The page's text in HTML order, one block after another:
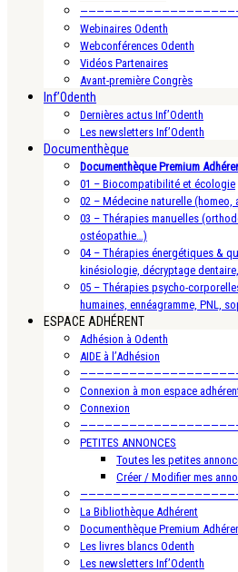
Webinaires Odenth
Webconférences Odenth
Vidéos Partenaires
Avant-première Congrès
Inf’Odenth
Dernières actus Inf’Odenth
Les newsletters Inf’Odenth
Documenthèque
Documenthèque Premium
01 – Biocompatibilité et écologie
02 – Médecine naturelle (homeo,
03 – Thérapies manuelles
ostéopathie…)
04 – Thérapies énergétiques &
kinésiologie, décryptage
05 – Thérapies psycho-
humaines, ennéagramme, PNL,
ESPACE ADHÉRENT
Adhésion à Odenth
AIDE à l’Adhésion
Connexion à mon espace
Connexion
PETITES ANNONCES
Toutes les petites
Créer / Modifier mes
La Bibliothèque Adhérent
Documenthèque Premium
Les livres blancs Odenth
Les newsletters Inf’Odenth